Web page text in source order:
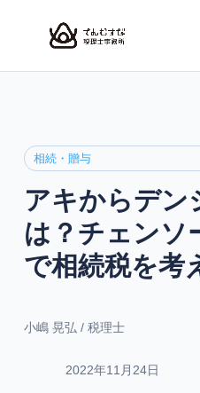
相続・贈与
アキからデン
は？チェンソ
で相続税を考
小嶋 晃弘 / 税理士
2022年11月24日